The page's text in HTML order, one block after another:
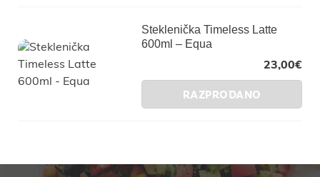
Steklenička Timeless Latte
600ml – Equa
23,00€
RAZPRODANO